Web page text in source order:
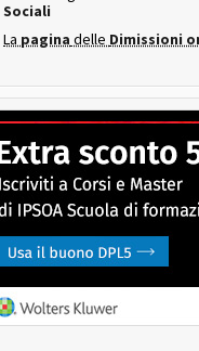
Sociali
La pagina delle Dimissioni